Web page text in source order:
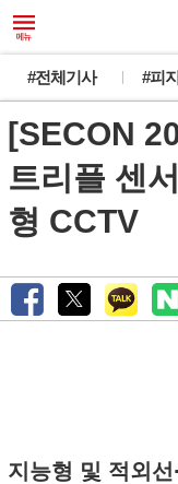
#전체기사 #피
[SECON
트리플 센
형 CCTV
지능형 및 적외